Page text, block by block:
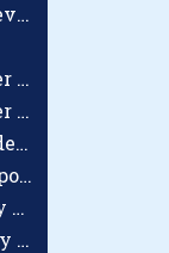
Redman Europe Sales Developer (Europe)
Dura Vermeer Uitvoerder GWW Amsterdam
Dura Vermeer Uitvoerder Civiel Nijmegen
Duifhuizen Verkoopmedewerker Ridderkerk
EK Retail Customer Support Omnichannel
Hubo Assistent Category Manager
Checkpoint Systems Key Accountmanager Benelux